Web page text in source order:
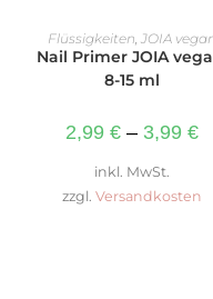
AUSFÜHRUNG WÄHLEN
Flüssigkeiten JOIA
Nail Primer JOIA
8-15 ml
2,99 € – 3,99 €
inkl. MwSt.
zzgl. Versandkosten